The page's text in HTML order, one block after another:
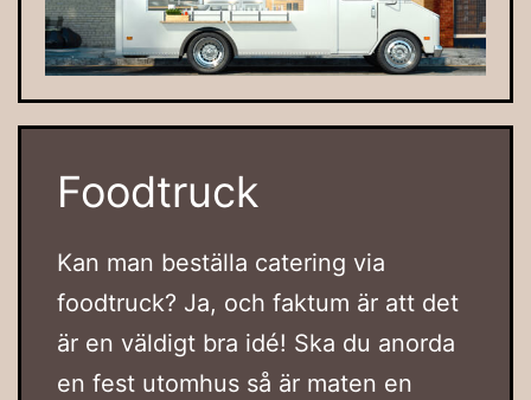
Foodtruck
Kan man beställa catering via
foodtruck? Ja, och faktum är att det
är en väldigt bra idé! Ska du anorda
en fest utomhus så är maten en